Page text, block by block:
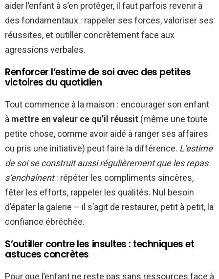
aider l’enfant à s’en protéger, il faut parfois revenir à
des fondamentaux : rappeler ses forces, valoriser ses
réussites, et outiller concrètement face aux
agressions verbales.
Renforcer l’estime de soi avec des petites
victoires du quotidien
Tout commence à la maison : encourager son enfant
à mettre en valeur ce qu’il réussit (même une toute
petite chose, comme avoir aidé à ranger ses affaires
ou pris une initiative) peut faire la différence. L’estime
de soi se construit aussi régulièrement que les repas
s’enchaînent: répéter les compliments sincères,
fêter les efforts, rappeler les qualités. Nul besoin
d’épater la galerie – il s’agit de restaurer, petit à petit, la
confiance ébréchée.
S’outiller contre les insultes : techniques et
astuces concrètes
Pour que l’enfant ne reste pas sans ressources face à